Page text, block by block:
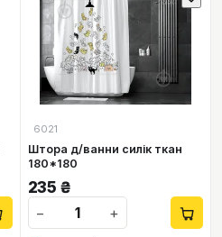
6021
Штора д/ванни силік ткан
180*180
235 ₴
−
+